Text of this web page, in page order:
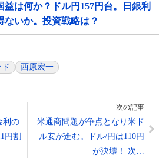
は何か？ドル円157円台。日銀利
ないか。投資戦略は？
西原宏一
利の
円割
次の記事
米通商問題が争点となり米ド
ル安が進む。ドル/円は110円
が決壊！ 次…